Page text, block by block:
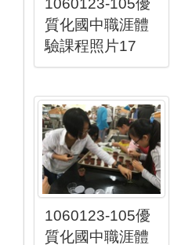
1060123-105優
質化國中職涯體
驗課程照片17
1060123-105優
質化國中職涯體